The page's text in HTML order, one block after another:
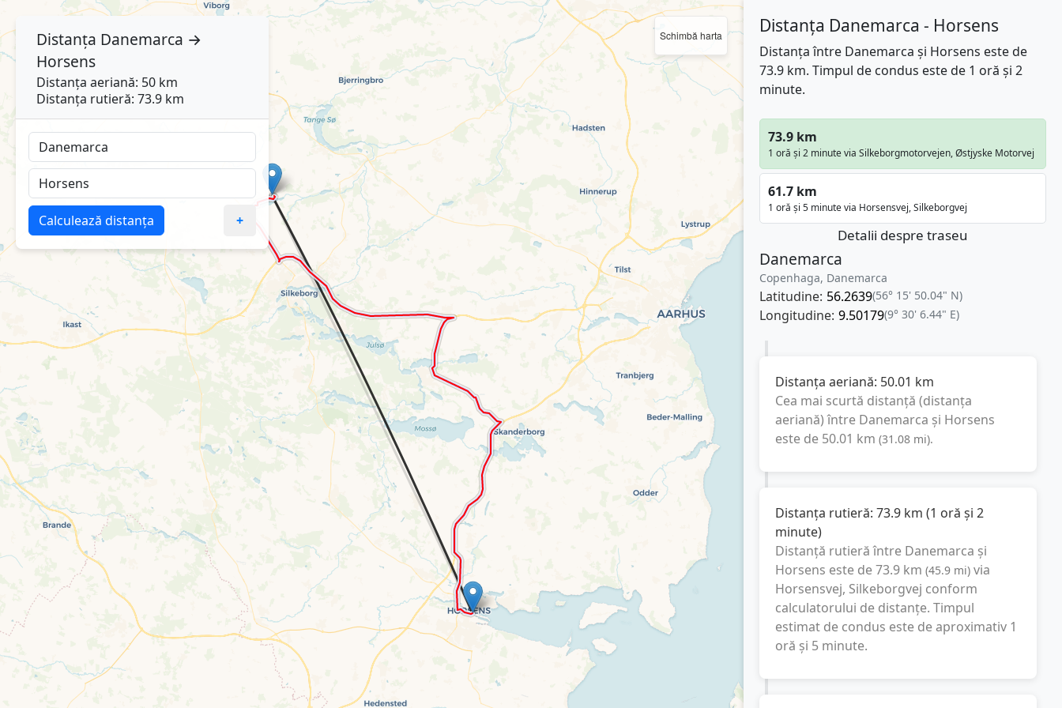
Schimbă harta Distanța Danemarca - Horsens
Distanța între Danemarca și Horsens este de
73.9 km. Timpul de condus este de 1 oră și 2
minute.
73.9 km
1 oră și 2 minute via Silkeborgmotorvejen, Østjyske Motorvej
61.7 km
1 oră și 5 minute via Horsensvej, Silkeborgvej
Detalii despre traseu
Danemarca
Copenhaga, Danemarca
Latitudine: 56.2639(56° 15' 50.04" N)
Longitudine: 9.50179(9° 30' 6.44" E)
Distanța aeriană: 50.01 km
Cea mai scurtă distanță (distanța
aeriană) între Danemarca și Horsens
este de 50.01 km (31.08 mi).
Distanța rutieră: 73.9 km (1 oră și 2
minute)
Distanță rutieră între Danemarca și
Horsens este de73.9 km (45.9 mi) via
Horsensvej, Silkeborgvej conform
calculatorului de distanțe. Timpul
estimat de condus este de aproximativ 1
oră și 5 minute.
Distanța Danemarca →
Horsens
Distanța aeriană: 50 km
Distanța rutieră: 73.9 km
Calculează distanța +